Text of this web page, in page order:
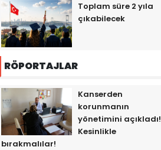
Toplam süre 2 yıla
çıkabilecek
RÖPORTAJLAR
Kanserden
korunmanın
yönetimini açıkladı!
Kesinlikle
bırakmalılar!